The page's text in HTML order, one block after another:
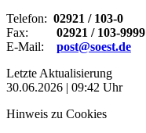
Telefon: 02921 / 103-0
Fax: 02921 / 103-9999
E-Mail: post@soest.de
Letzte Aktualisierung
30.06.2026 | 09:42 Uhr
Hinweis zu Cookies